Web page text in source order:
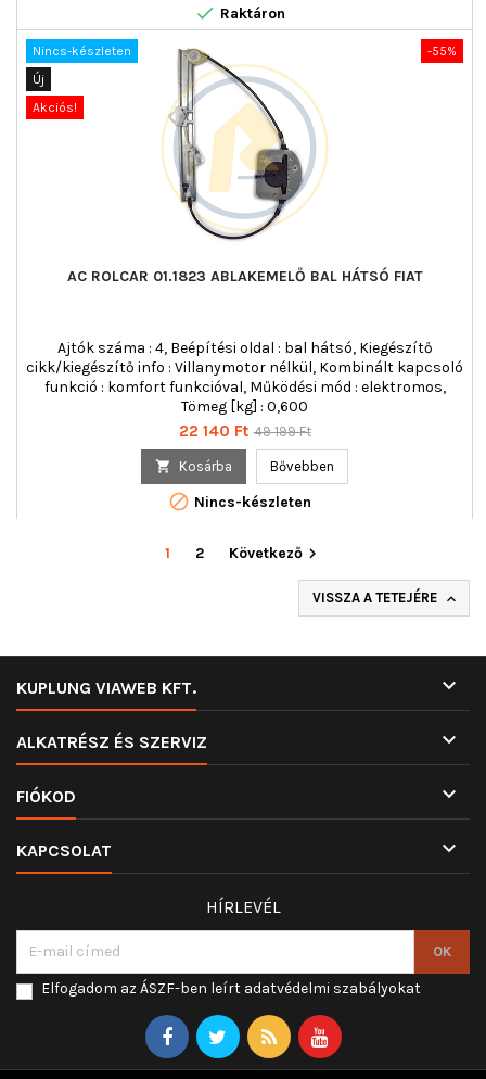
 Raktáron
-55%
Nincs-készleten
Új
Akciós!
AC ROLCAR 01.1823 ABLAKEMELŐ BAL HÁTSÓ FIAT
Ajtók száma : 4, Beépítési oldal : bal hátsó, Kiegészítő
cikk/kiegészítő info : Villanymotor nélkül, Kombinált kapcsoló
funkció : komfort funkcióval, Működési mód : elektromos,
Tömeg [kg] : 0,600
Ár
22 140 Ft Normál
49 199 Ft
 Kosárba Bővebben
 Nincs-készleten
1 2 Következő
VISSZA A TETEJÉRE 
KUPLUNG VIAWEB KFT. 
ALKATRÉSZ ÉS SZERVIZ 
FIÓKOD 
KAPCSOLAT 
HÍRLEVÉL
Elfogadom az ÁSZF-ben leírt adatvédelmi szabályokat